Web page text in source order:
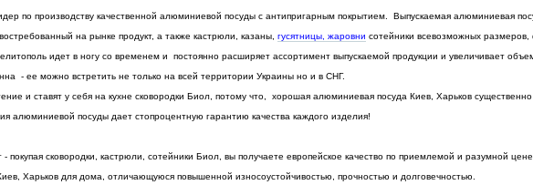
производству качественной алюминиевой посуды с антипригарным покрытием. Выпускаемая алюминиевая
на рынке продукт, а также кастрюли, казаны, гусятницы, жаровни сотейники всевозможных
идет в ногу со временем и постоянно расширяет ассортимент выпускаемой продукции и увеличивает
- ее можно встретить не только на всей территории Украины но и в СНГ.
и ставят у себя на кухне сковородки Биол, потому что, хорошая алюминиевая посуда Киев, Харьков
алюминиевой посуды дает стопроцентную гарантию качества каждого изделия!
сковородки, кастрюли, сотейники Биол, вы получаете европейское качество по приемлемой и разумной
Харьков для дома, отличающуюся повышенной износоустойчивостью, прочностью и долговечностью.